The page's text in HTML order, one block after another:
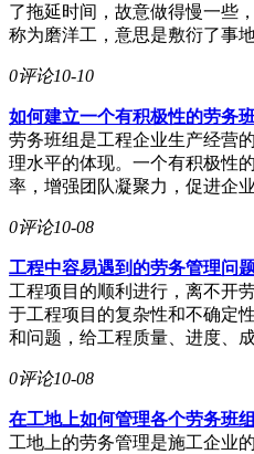
了拖延时间，故意做得慢一些
称为磨洋工，意思是敷衍了事
0评论10-10
如何建立一个有积极性的劳务
劳务班组是工程企业生产经营
理水平的体现。一个有积极性
率，增强团队凝聚力，促进企业
0评论10-08
工程中容易遇到的劳务管理问
工程项目的顺利进行，离不开
于工程项目的复杂性和不确定
和问题，给工程质量、进度、
0评论10-08
在工地上如何管理各个劳务班
工地上的劳务管理是施工企业